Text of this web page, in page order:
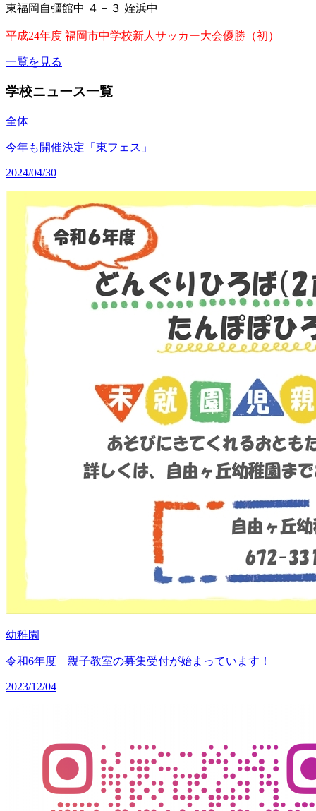
東福岡自彊館中 ４－３ 姪浜中
平成24年度 福岡市中学校新人サッカー大会優勝（初）
一覧を見る
学校ニュース一覧
全体
今年も開催決定「東フェス」
2024/04/30
幼稚園
令和6年度 親子教室の募集受付が始まっています！
2023/12/04